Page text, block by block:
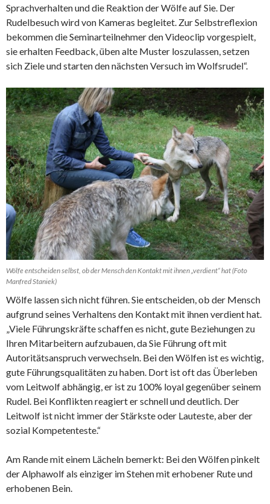
Sprachverhalten und die Reaktion der Wölfe auf Sie. Der
Rudelbesuch wird von Kameras begleitet. Zur Selbstreflexion
bekommen die Seminarteilnehmer den Videoclip vorgespielt,
sie erhalten Feedback, üben alte Muster loszulassen, setzen
sich Ziele und starten den nächsten Versuch im Wolfsrudel“.
Wölfe entscheiden selbst, ob der Mensch den Kontakt mit ihnen „verdient“ hat (Foto
Manfred Staniek)
Wölfe lassen sich nicht führen. Sie entscheiden, ob der Mensch
aufgrund seines Verhaltens den Kontakt mit ihnen verdient hat.
„Viele Führungskräfte schaffen es nicht, gute Beziehungen zu
Ihren Mitarbeitern aufzubauen, da Sie Führung oft mit
Autoritätsanspruch verwechseln. Bei den Wölfen ist es wichtig,
gute Führungsqualitäten zu haben. Dort ist oft das Überleben
vom Leitwolf abhängig, er ist zu 100% loyal gegenüber seinem
Rudel. Bei Konflikten reagiert er schnell und deutlich. Der
Leitwolf ist nicht immer der Stärkste oder Lauteste, aber der
sozial Kompetenteste.“
Am Rande mit einem Lächeln bemerkt: Bei den Wölfen pinkelt
der Alphawolf als einziger im Stehen mit erhobener Rute und
erhobenen Bein.